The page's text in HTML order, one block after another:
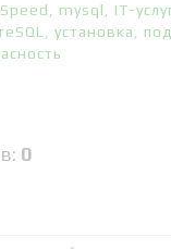
mysql
IT-
установка
: 0